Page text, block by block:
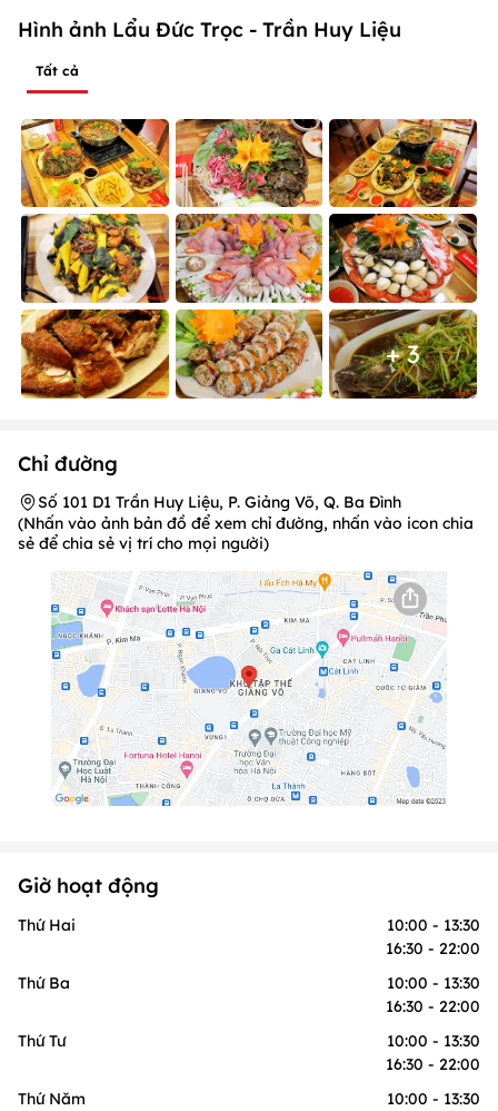
Hình ảnh Lẩu Đức Trọc - Trần Huy Liệu
Tất cả
+ 3
Chỉ đường
Số 101 D1 Trần Huy Liệu, P. Giảng Võ, Q. Ba Đình
(Nhấn vào ảnh bản đồ để xem chỉ đường, nhấn vào icon chia
sẻ để chia sẻ vị trí cho mọi người)
Giờ hoạt động
Thứ Hai
10:00 - 13:30
16:30 - 22:00
Thứ Ba
10:00 - 13:30
16:30 - 22:00
Thứ Tư
10:00 - 13:30
16:30 - 22:00
Thứ Năm
10:00 - 13:30